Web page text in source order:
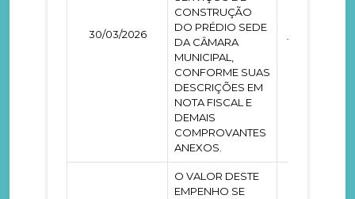
30/03/2026
CONSTRUÇÃO
DO PRÉDIO SEDE
DA CÂMARA
MUNICIPAL,
CONFORME SUAS
DESCRIÇÕES EM
NOTA FISCAL E
DEMAIS
COMPROVANTES
ANEXOS.
O VALOR DESTE
EMPENHO SE